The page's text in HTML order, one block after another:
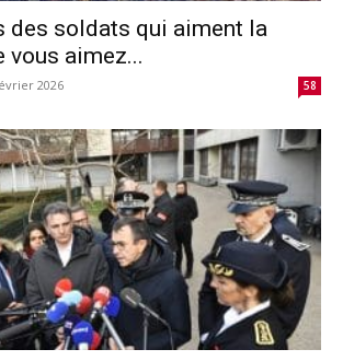
des soldats qui aiment la
vous aimez...
2026 58